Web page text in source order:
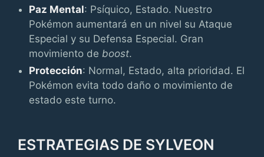
Paz Mental: Psíquico, Estado. Nuestro
Pokémon aumentará en un nivel su Ataque
Especial y su Defensa Especial. Gran
movimiento de boost.
Protección: Normal, Estado, alta prioridad. El
Pokémon evita todo daño o movimiento de
estado este turno.
ESTRATEGIAS DE SYLVEON